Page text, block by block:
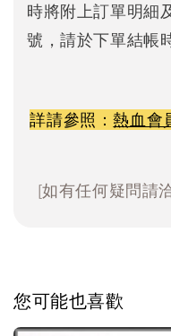
時將附上訂單明細
號，請於下單結帳
詳請參照：熱血會
[如有任何疑問請
您可能也喜歡